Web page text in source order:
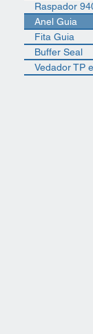
Raspador
Anel Guia
Fita Guia
Buffer Seal
Vedador TP